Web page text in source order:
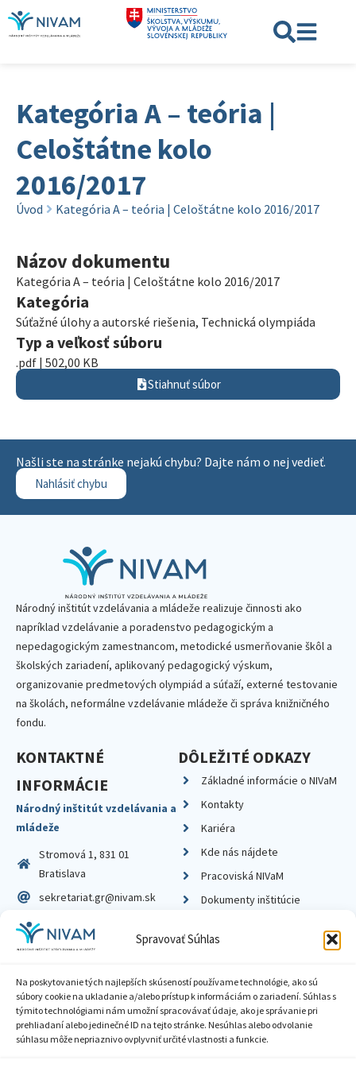
Spravovať Súhlas
Na poskytovanie tých najlepších skúseností používame technológie, ako sú
súbory cookie na ukladanie a/alebo prístup k informáciám o zariadení. Súhlas s
týmito technológiami nám umožní spracovávať údaje, ako je správanie pri
prehliadaní alebo jedinečné ID na tejto stránke. Nesúhlas alebo odvolanie
súhlasu môže nepriaznivo ovplyvniť určité vlastnosti a funkcie.
Kategória A – teória |
Celoštátne kolo
2016/2017
Úvod Kategória A – teória | Celoštátne kolo 2016/2017
Názov dokumentu
Kategória A – teória | Celoštátne kolo 2016/2017
Kategória
Súťažné úlohy a autorské riešenia, Technická olympiáda
Typ a veľkosť súboru
.pdf | 502,00 KB
Stiahnuť súbor
Našli ste na stránke nejakú chybu? Dajte nám o nej vedieť.
Nahlásiť chybu
Národný inštitút vzdelávania a mládeže realizuje činnosti ako
napríklad vzdelávanie a poradenstvo pedagogickým a
nepedagogickým zamestnancom, metodické usmerňovanie škôl a
školských zariadení, aplikovaný pedagogický výskum,
organizovanie predmetových olympiád a súťaží, externé testovanie
na školách, neformálne vzdelávanie mládeže či správa knižničného
fondu.
KONTAKTNÉ
INFORMÁCIE
Národný inštitút vzdelávania a
mládeže
Stromová 1, 831 01
Bratislava
sekretariat.gr@nivam.sk
IČO: 00164348
DIČ: 2020798714
DÔLEŽITÉ ODKAZY
Základné informácie o NIVaM
Kontakty
Kariéra
Kde nás nájdete
Pracoviská NIVaM
Dokumenty inštitúcie
Zásady ochrany súkromia